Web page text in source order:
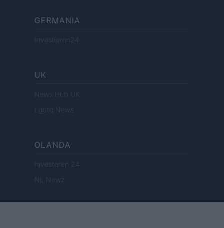
GERMANIA
Investieren24
UK
News Hub UK
Lgbtq News
OLANDA
Investeren 24
NL Newz